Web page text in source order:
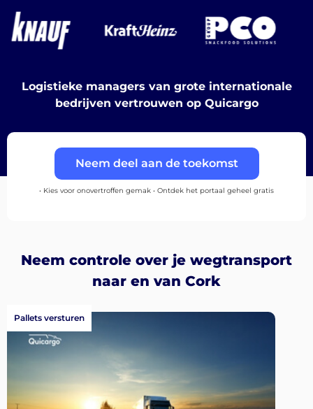
Nederlands
Inloggen
Aanmelden
Logistieke managers van grote internationale
bedrijven vertrouwen op Quicargo
Neem deel aan de toekomst
• Kies voor onovertroffen gemak • Ontdek het portaal geheel gratis
Neem controle over je wegtransport
naar en van Cork
Pallets versturen